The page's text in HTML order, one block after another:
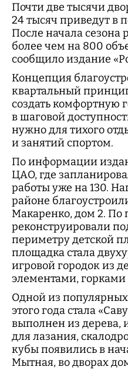
Почти две тысячи
24 тысяч приведут в
После начала
более чем на 800
сообщило издание
Концепция
квартальный
создать комфортную
в шаговой
нужно для тихого
и занятий спортом.
По информации
ЦАО, где
работы уже на 130.
районе
Макаренко, дом 2. По
реконструировали
периметру детской
площадка стала
игровой городок из
элементами, горками
Одной из
этого года стала
выполнен из дерева,
для лазания,
кубы появились в
Мытная, во дворах